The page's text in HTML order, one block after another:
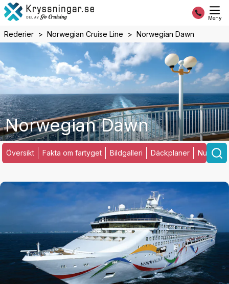
Meny
Rederier Norwegian Cruise Line Norwegian Dawn
Norwegian Dawn
Översikt Fakta om fartyget Bildgalleri Däckplaner